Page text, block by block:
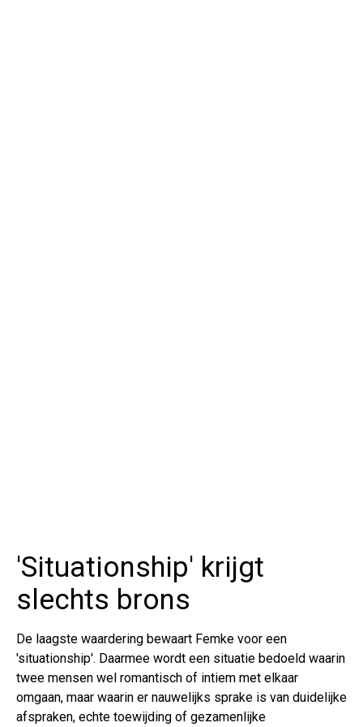
'Situationship' krijgt
slechts brons
De laagste waardering bewaart Femke voor een
'situationship'. Daarmee wordt een situatie bedoeld waarin
twee mensen wel romantisch of intiem met elkaar
omgaan, maar waarin er nauwelijks sprake is van duidelijke
afspraken, echte toewijding of gezamenlijke